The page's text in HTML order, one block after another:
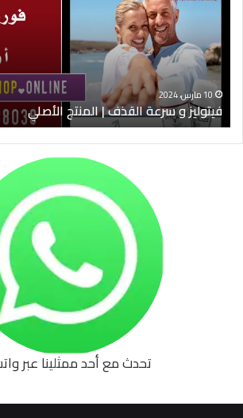
القذف
المنتج
الأصلي
10 مارس، 2024
فيتوليز و سرعة القذف | المنتج الأصلي
تحدث مع أحد ممثلينا عبر